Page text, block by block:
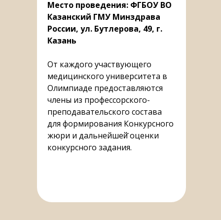
Место проведения: ФГБОУ ВО
Казанский ГМУ Минздрава
России, ул. Бутлерова, 49, г.
Казань
От каждого участвующего
медицинского университета в
Олимпиаде предоставляются
члены из профессорского-
преподавательского состава
для формирования Конкурсного
жюри и дальнейшей̆ оценки
конкурсного задания.